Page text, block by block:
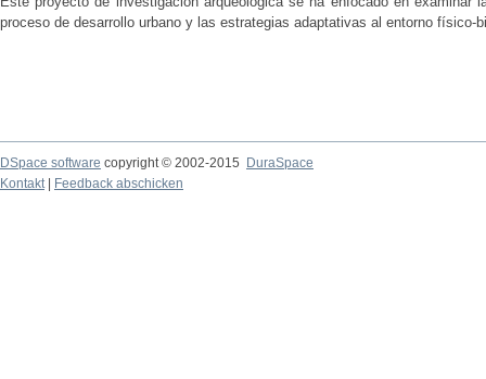
proceso de desarrollo urbano y las estrategias adaptativas al entorno físico-
DSpace software copyright © 2002-2015
DuraSpace
Kontakt| Feedback abschicken